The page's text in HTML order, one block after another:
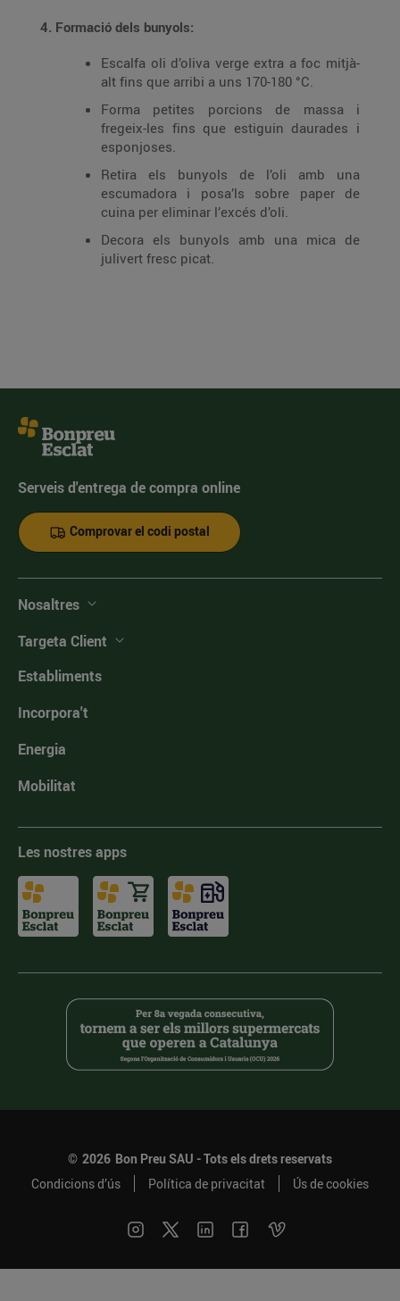
4. Formació dels bunyols:
Escalfa oli d’oliva verge extra a foc mitjà-
alt fins que arribi a uns 170-180 °C.
Forma petites porcions de massa i
fregeix-les fins que estiguin daurades i
esponjoses.
Retira els bunyols de l’oli amb una
escumadora i posa’ls sobre paper de
cuina per eliminar l’excés d’oli.
Decora els bunyols amb una mica de
julivert fresc picat.
Serveis d'entrega de compra online
Comprovar el codi postal
Nosaltres
Targeta Client
Establiments
Incorpora't
Energia
Mobilitat
Les nostres apps
© 2026 Bon Preu SAU - Tots els drets reservats
Condicions d’ús
Política de privacitat Ús de cookies